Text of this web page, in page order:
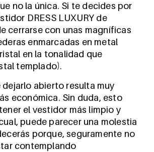
no la única. Si te decides por
DRESS LUXURY de
cerrarse con unas magníficas
enmarcadas en metal
en la tonalidad que
templado).
dejarlo abierto resulta muy
económica. Sin duda, esto
el vestidor más limpio y
puede parecer una molestia
porque, seguramente no
contemplando